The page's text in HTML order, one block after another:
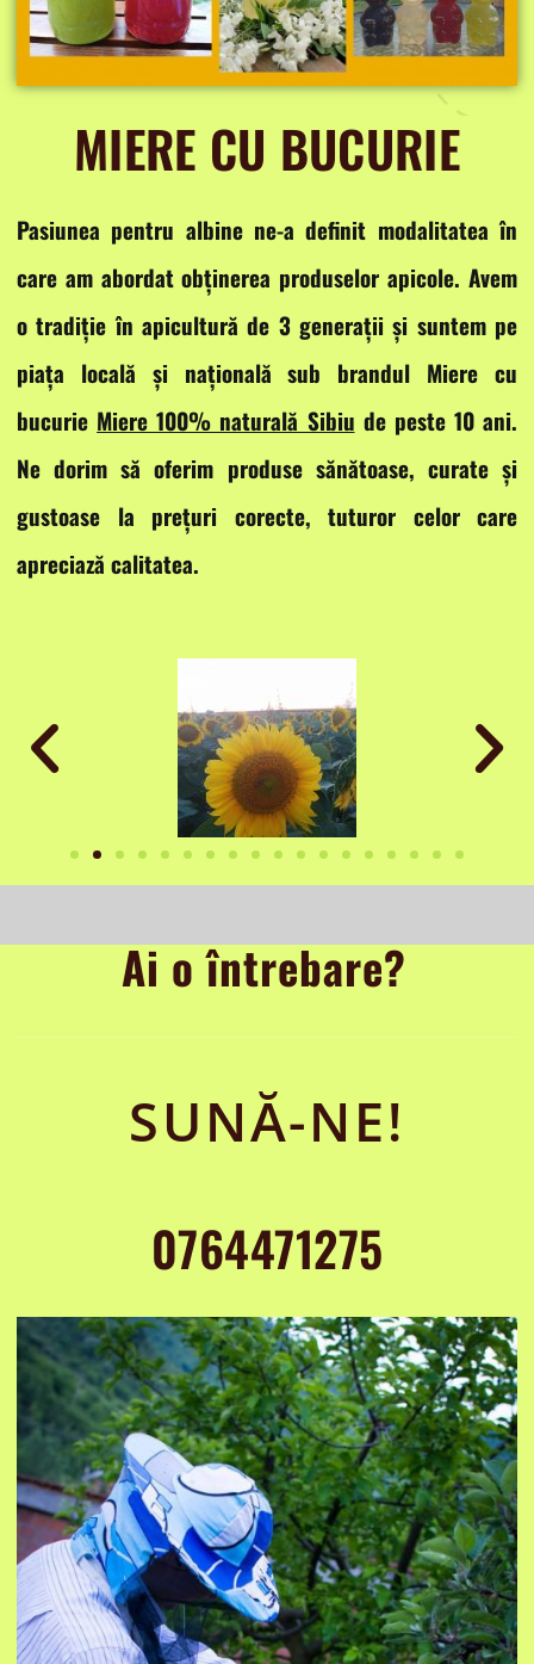
MIERE CU BUCURIE
Pasiunea pentru albine ne-a definit modalitatea în
care am abordat obținerea produselor apicole. Avem
o tradiție în apicultură de 3 generații și suntem pe
piața locală și națională sub brandul Miere cu
bucurie Miere 100% naturală Sibiu de peste 10 ani.
Ne dorim să oferim produse sănătoase, curate și
gustoase la prețuri corecte, tuturor celor care
apreciază calitatea.
Ai o întrebare?
SUNĂ-NE!
0764471275